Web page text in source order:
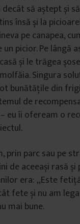
să aștept și
însă și la
pe canapea,
picior. Pe lângă
și le trăgea
Singura
bunătățile din
de
eu îi ofeream o
prin parc sau pe
de aceeași rasă
era: „Este
fete și nu am
mai bune.